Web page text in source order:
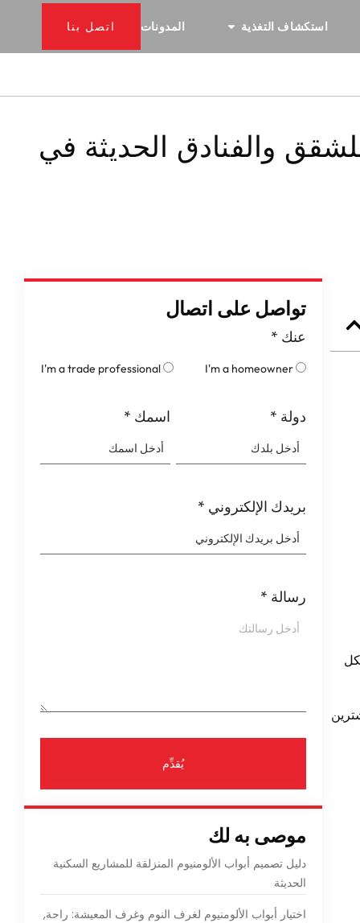
استكشاف التغذية المدونات اتصل بنا
والفنادق الحديثة في
2026, مساعدة المشترين
تواصل على اتصال
عنك *
I'm a homeowner
I'm a trade professional
دولة * اسمك *
بريدك الإلكتروني *
رسالة *
يُقدِّم
موصى به لك
دليل تصميم أبواب الألومنيوم المنزلقة للمشاريع السكنية
الحديثة
اختيار أبواب الألومنيوم لغرف النوم وغرف المعيشة: راحة,